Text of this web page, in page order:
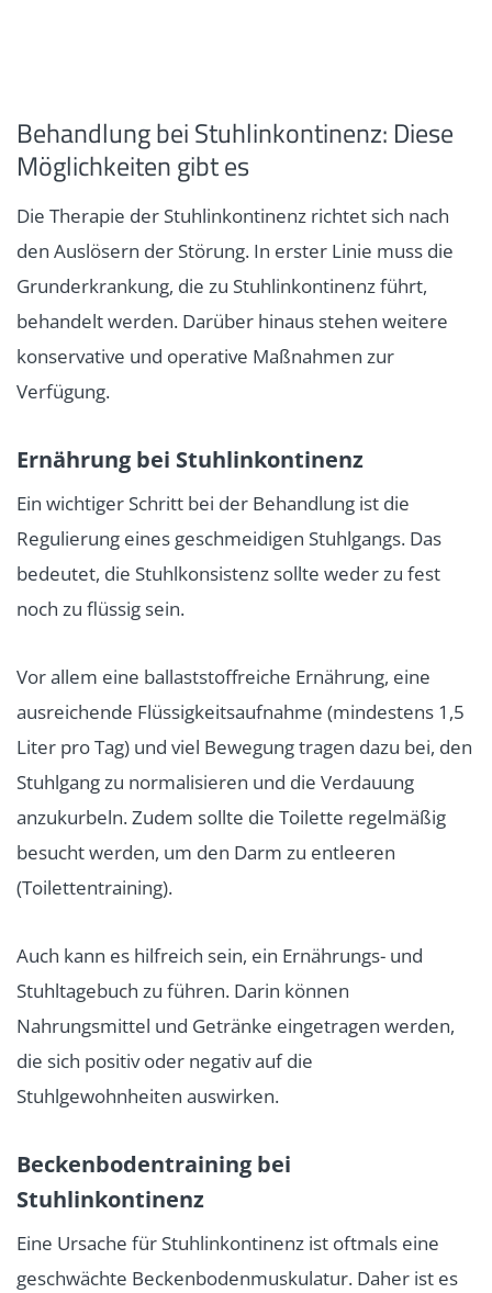
Behandlung bei Stuhlinkontinenz: Diese
Möglichkeiten gibt es
Die Therapie der Stuhlinkontinenz richtet sich nach
den Auslösern der Störung. In erster Linie muss die
Grunderkrankung, die zu Stuhlinkontinenz führt,
behandelt werden. Darüber hinaus stehen weitere
konservative und operative Maßnahmen zur
Verfügung.
Ernährung bei Stuhlinkontinenz
Ein wichtiger Schritt bei der Behandlung ist die
Regulierung eines geschmeidigen Stuhlgangs. Das
bedeutet, die Stuhlkonsistenz sollte weder zu fest
noch zu flüssig sein.
Vor allem eine ballaststoffreiche Ernährung, eine
ausreichende Flüssigkeitsaufnahme (mindestens 1,5
Liter pro Tag) und viel Bewegung tragen dazu bei, den
Stuhlgang zu normalisieren und die Verdauung
anzukurbeln. Zudem sollte die Toilette regelmäßig
besucht werden, um den Darm zu entleeren
(Toilettentraining).
Auch kann es hilfreich sein, ein Ernährungs- und
Stuhltagebuch zu führen. Darin können
Nahrungsmittel und Getränke eingetragen werden,
die sich positiv oder negativ auf die
Stuhlgewohnheiten auswirken.
Beckenbodentraining bei
Stuhlinkontinenz
Eine Ursache für Stuhlinkontinenz ist oftmals eine
geschwächte Beckenbodenmuskulatur. Daher ist es